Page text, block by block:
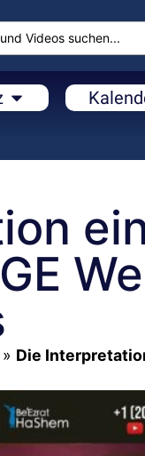
» Die